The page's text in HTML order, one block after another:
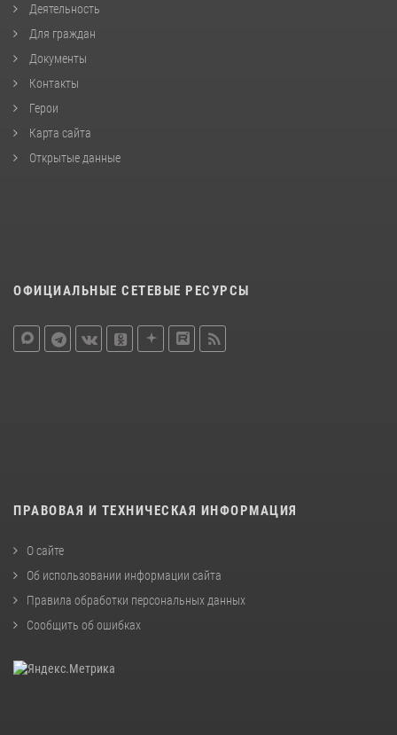
Деятельность
Для граждан
Документы
Контакты
Герои
Карта сайта
Открытые данные
ОФИЦИАЛЬНЫЕ СЕТЕВЫЕ РЕСУРСЫ
ПРАВОВАЯ И ТЕХНИЧЕСКАЯ ИНФОРМАЦИЯ
О сайте
Об использовании информации сайта
Правила обработки персональных данных
Сообщить об ошибках